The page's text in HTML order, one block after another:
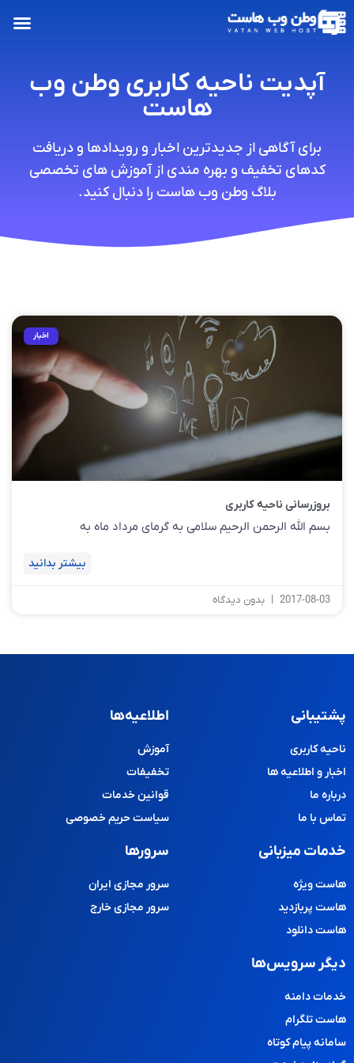
آپدیت ناحیه کاربری وطن وب
هاست
برای آگاهی از جدیدترین اخبار و رویدادها و دریافت
کدهای تخفیف و بهره مندی از آموزش های تخصصی
بلاگ وطن وب هاست را دنبال کنید.
اخبار
بروزرسانی ناحیه کاربری
بسم الله الرحمن الرحیم سلامی به گرمای مرداد ماه به
بیشتر بدانید
2017-08-03 بدون دیدگاه
پشتیبانی
ناحیه کاربری
اخبار و اطلاعیه ها
درباره ما
تماس با ما
اطلاعیه‌ها
آموزش
تخفیفات
قوانین خدمات
سیاست حریم خصوصی
خدمات میزبانی
هاست ویژه
هاست پربازدید
هاست دانلود
سرورها
سرور مجازی ایران
سرور مجازی خارج
دیگر سرویس‌ها
خدمات دامنه
هاست تلگرام
سامانه پیام کوتاه